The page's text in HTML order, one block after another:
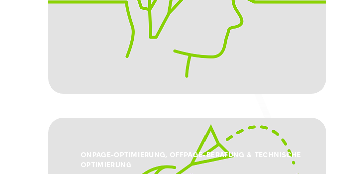
ONPAGE-OPTIMIERUNG, OFFPAGE-BERATUNG & TECHNISCHE
OPTIMIERUNG